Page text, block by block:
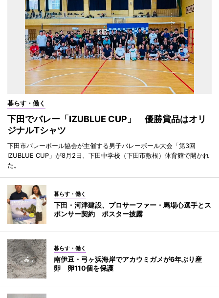
暮らす・働く
下田でバレー「IZUBLUE CUP」 優勝賞品はオリ
ジナルTシャツ
下田市バレーボール協会が主催する男子バレーボール大会「第3回
IZUBLUE CUP」が8月2日、下田中学校（下田市敷根）体育館で開かれ
た。
暮らす・働く
下田・河津建設、プロサーファー・馬場心選手とス
ポンサー契約 ポスター披露
暮らす・働く
南伊豆・弓ヶ浜海岸でアカウミガメが6年ぶり産
卵 卵110個を保護